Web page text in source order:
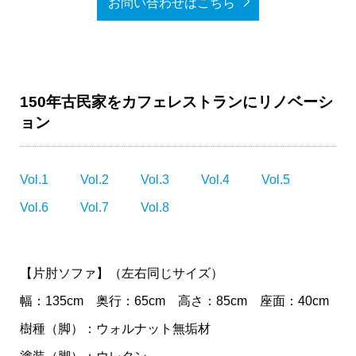
お問い合わせはこちら
150年古民家をカフェレストランにリノベーシ
ョン
Vol.1 Vol.2 Vol.3 Vol.4 Vol.5
Vol.6 Vol.7 Vol.8
【片肘ソファ】（左右同じサイズ）
幅：135cm 奥行：65cm 高さ：85cm 座面：40cm
樹種（脚）：ウォルナット無垢材